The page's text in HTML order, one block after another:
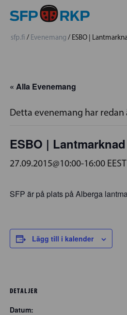
sfp.fi / Evenemang / ESBO |
« Alla Evenemang
Detta evenemang har
ESBO |
27.09.2015@10:00-16:00 EEST
SFP är på plats på Alberga
Lägg till i kalender
DETALJER
Datum: